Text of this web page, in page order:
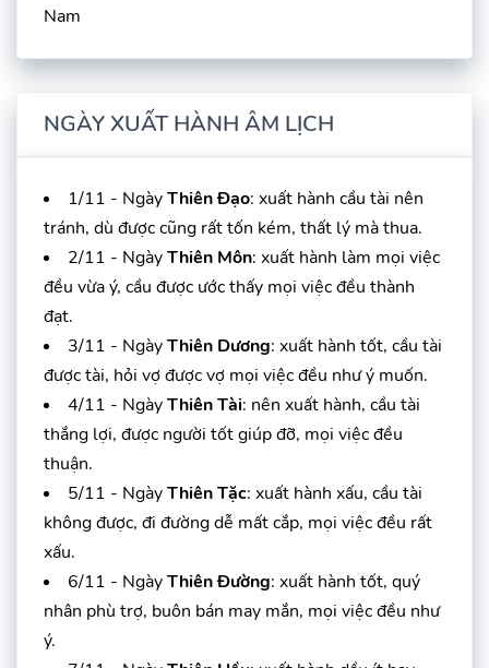
Nam
NGÀY XUẤT HÀNH ÂM LỊCH
1/11 - NgàyThiên Đạo: xuất hành cầu tài nên
tránh, dù được cũng rất tốn kém, thất lý mà thua.
2/11 - NgàyThiên Môn: xuất hành làm mọi việc
đều vừa ý, cầu được ước thấy mọi việc đều thành
đạt.
3/11 - NgàyThiên Dương: xuất hành tốt, cầu tài
được tài, hỏi vợ được vợ mọi việc đều như ý muốn.
4/11 - NgàyThiên Tài: nên xuất hành, cầu tài
thắng lợi, được người tốt giúp đỡ, mọi việc đều
thuận.
5/11 - NgàyThiên Tặc: xuất hành xấu, cầu tài
không được, đi đường dễ mất cắp, mọi việc đều rất
xấu.
6/11 - NgàyThiên Đường: xuất hành tốt, quý
nhân phù trợ, buôn bán may mắn, mọi việc đều như
ý.